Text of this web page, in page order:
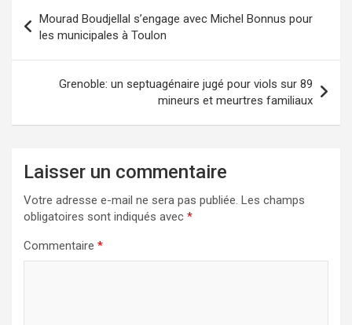
de
l’article
Mourad Boudjellal s’engage avec Michel Bonnus pour
les municipales à Toulon
Grenoble: un septuagénaire jugé pour viols sur 89
mineurs et meurtres familiaux
Laisser un commentaire
Votre adresse e-mail ne sera pas publiée. Les champs
obligatoires sont indiqués avec *
Commentaire *